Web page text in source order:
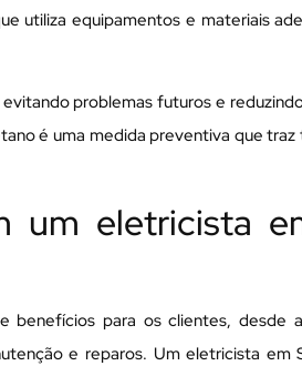
utiliza equipamentos e materiais
problemas futuros e
é uma medida preventiva que traz
um eletricista
benefícios para os clientes, desde
e reparos. Um eletricista em